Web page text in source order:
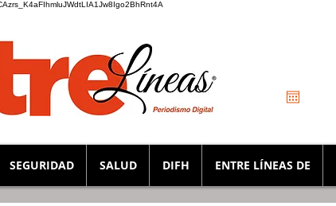
SEGURIDAD SALUD DIFH ENTRE LÍNEAS DE